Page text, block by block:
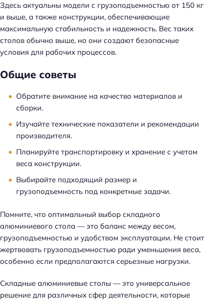
Здесь актуальны модели с грузоподъемностью от 150 кг
и выше, а также конструкции, обеспечивающие
максимальную стабильность и надежность. Вес таких
столов обычно выше, но они создают безопасные
условия для рабочих процессов.
Общие советы
Обратите внимание на качество материалов и
сборки.
Изучайте технические показатели и рекомендации
производителя.
Планируйте транспортировку и хранение с учетом
веса конструкции.
Выбирайте подходящий размер и
грузоподъемность под конкретные задачи.
Помните, что оптимальный выбор складного
алюминиевого стола — это баланс между весом,
грузоподъемностью и удобством эксплуатации. Не стоит
жертвовать грузоподъемностью ради уменьшения веса,
особенно если предполагаются серьезные нагрузки.
Складные алюминиевые столы — это универсальное
решение для различных сфер деятельности, которые